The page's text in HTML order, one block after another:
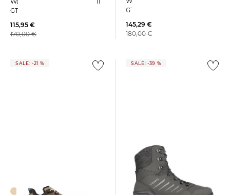
GTX
115,95 €
170,00 €
GTX MID
145,29 €
180,00 €
SALE: -21 % SALE: -39 %